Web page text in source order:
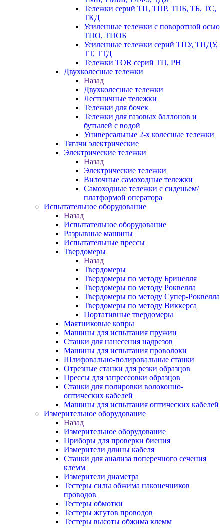
Тележки серий ТП, ТПР, ТПБ, ТБ, ТС,
ТКД
Усиленные тележки с поворотной осью
ТПО, ТПОБ
Усиленные тележки серий ТПУ, ТПДУ,
ТТ, ТТД
Тележки TOR серий ТП, PH
Двухколесные тележки
Назад
Двухколесные тележки
Лестничные тележки
Тележки для бочек
Тележки для газовых баллонов и
бутылей с водой
Универсальные 2-х колесные тележки
Тягачи электрические
Электрические тележки
Назад
Электрические тележки
Вилочные самоходные тележки
Самоходные тележки с сиденьем/
платформой оператора
Испытательное оборудование
Назад
Испытательное оборудование
Разрывные машины
Испытательные прессы
Твердомеры
Назад
Твердомеры
Твердомеры по методу Бринелля
Твердомеры по методу Роквелла
Твердомеры по методу Супер-Роквелла
Твердомеры по методу Виккерса
Портативные твердомеры
Маятниковые копры
Машины для испытания пружин
Станки для нанесения надрезов
Машины для испытания проволоки
Шлифовально-полировальные станки
Отрезные станки для резки образцов
Прессы для запрессовки образцов
Станки для полировки волоконно-
оптических кабелей
Машины для испытания оптических кабелей
Измерительное оборудование
Назад
Измерительное оборудование
Приборы для проверки биения
Измерители длины кабеля
Станки для анализа поперечного сечения
клемм
Измерители диаметра
Тестеры силы обжима наконечников
проводов
Тестеры обмотки
Тестеры жгутов проводов
Тестеры высоты обжима клемм